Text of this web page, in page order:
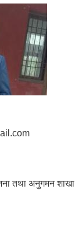
तथा अनुगमन शाखा